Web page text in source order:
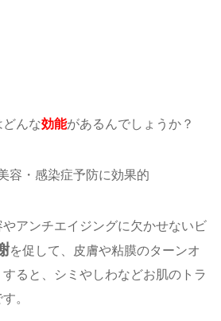
どんな効能があるんでしょうか？
容・感染症予防に効果的
アンチエイジングに欠かせないビ
を促して、皮膚や粘膜のターンオ
ると、シミやしわなどお肌のトラ
。